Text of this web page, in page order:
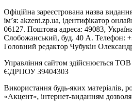
Офіційна зареєстрована назва
ім’я: akzent.zp.ua, ідентифікатор
06127. Поштова адреса: 49083,
Слобожанський, буд. 40 А. Телефон:
Головний редактор Чубукін
Управління сайтом здійснюється
ЄДРПОУ 39404303
Використання будь-яких матеріалів,
«Акцент», інтернет-виданням